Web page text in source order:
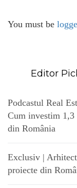
You must be
Editor
Podcastul Real
Cum investim
din România
Exclusiv |
proiecte din